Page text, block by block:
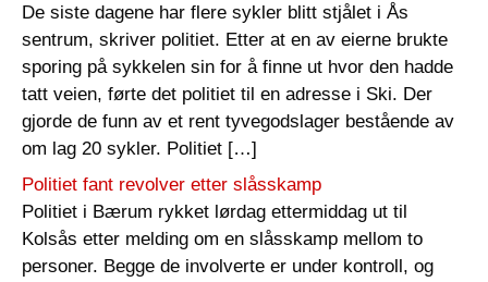
De siste dagene har flere sykler blitt stjålet i Ås
sentrum, skriver politiet. Etter at en av eierne brukte
sporing på sykkelen sin for å finne ut hvor den hadde
tatt veien, førte det politiet til en adresse i Ski. Der
gjorde de funn av et rent tyvegodslager bestående av
om lag 20 sykler. Politiet […]
Politiet fant revolver etter slåsskamp
Politiet i Bærum rykket lørdag ettermiddag ut til
Kolsås etter melding om en slåsskamp mellom to
personer. Begge de involverte er under kontroll, og